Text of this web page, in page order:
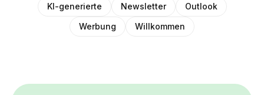
KI-generierte
Newsletter
Outlook
Werbung
Willkommen